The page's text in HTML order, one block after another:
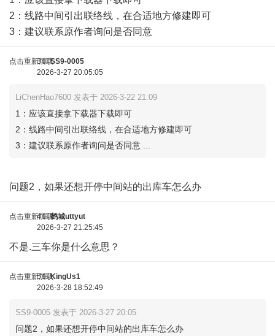
2：线路中间引出联络线，在合适地方修建即可
3：建议联系原作者询问是否同意
点击重新加载
3车 SS9-0005
2026-3-27 20:05:05
LiChenHao7600 发表于 2026-3-22 21:09
1：应该直接拿下载器下载即可
2：线路中间引出联络线，在合适地方修建即可
3：建议联系原作者询问是否同意 ...
问题2，如果还想开停中间站的出库车怎么办
点击重新加载
4车 鹤城uttyut
2026-3-27 21:25:45
不是.三车你是什么意思？
点击重新加载
5车 KingUs1
2026-3-28 18:52:49
SS9-0005 发表于 2026-3-27 20:05
问题2，如果还想开停中间站的出库车怎么办